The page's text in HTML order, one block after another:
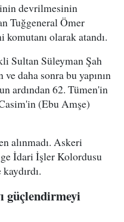
devrilmesinin
Tuğgeneral Ömer
olarak atandı.
Sultan Süleyman Şah
daha sonra bu yapının
ardından 62. Tümen'in
(Ebu Amşe)
alınmadı. Askeri
İdari İşler Kolordusu
güçlendirmeyi